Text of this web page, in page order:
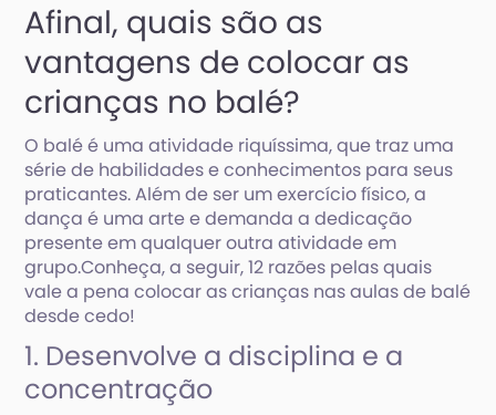
Afinal, quais são as
vantagens de colocar as
crianças no balé?
O balé é uma atividade riquíssima, que traz uma
série de habilidades e conhecimentos para seus
praticantes. Além de ser um exercício físico, a
dança é uma arte e demanda a dedicação
presente em qualquer outra atividade em
grupo.Conheça, a seguir, 12 razões pelas quais
vale a pena colocar as crianças nas aulas de balé
desde cedo!
1. Desenvolve a disciplina e a
concentração